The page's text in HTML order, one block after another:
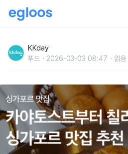
BEST 5
KKday
푸드 2026-03-03 08:47 읽음